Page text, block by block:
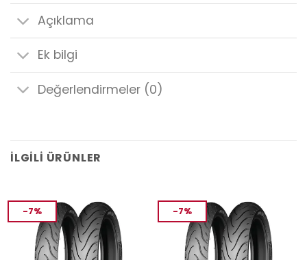
Açıklama
Ek bilgi
Değerlendirmeler (0)
İLGILI ÜRÜNLER
-7% -7%